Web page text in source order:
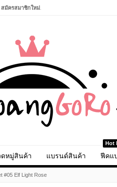
สมัครสมาชิกใหม่
หมู่สินค้า แบรนด์สินค้า
Hot
ฟีคแ
#05 Elf Light Rose